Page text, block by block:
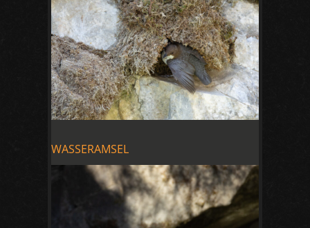
WASSERAMSEL